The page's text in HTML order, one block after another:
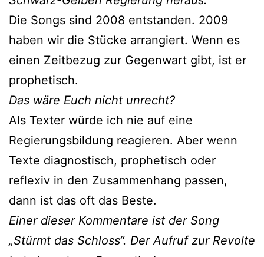
Die Songs sind 2008 entstanden. 2009
haben wir die Stücke arrangiert. Wenn es
einen Zeitbezug zur Gegenwart gibt, ist er
prophetisch.
Das wäre Euch nicht unrecht?
Als Texter würde ich nie auf eine
Regierungsbildung reagieren. Aber wenn
Texte diagnostisch, prophetisch oder
reflexiv in den Zusammenhang passen,
dann ist das oft das Beste.
Einer dieser Kommentare ist der Song
„Stürmt das Schloss“. Der Aufruf zur Revolte